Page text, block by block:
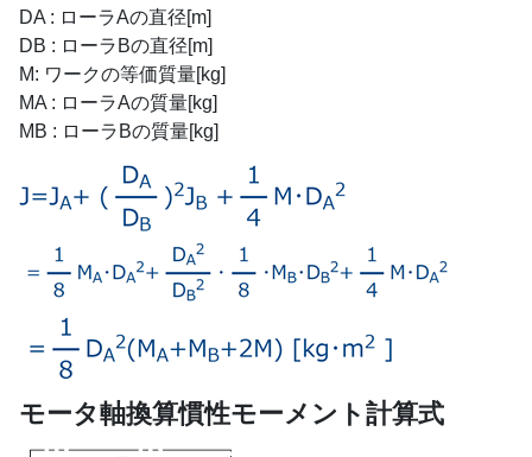
DA : ローラAの直径[m]
DB : ローラBの直径[m]
M: ワークの等価質量[kg]
MA : ローラAの質量[kg]
MB : ローラBの質量[kg]
モータ軸換算慣性モーメント計算式